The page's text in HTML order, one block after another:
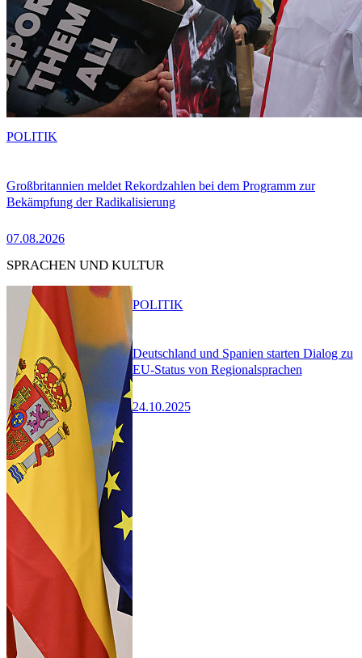
Großbritannien meldet Rekordzahlen bei dem Programm zur
Bekämpfung der Radikalisierung
07.08.2026
POLITIK
SPRACHEN UND KULTUR
Deutschland und Spanien starten Dialog zu
EU-Status von Regionalsprachen
24.10.2025
POLITIK